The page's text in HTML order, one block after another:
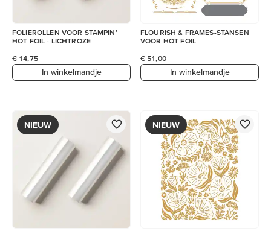
FOLIEROLLEN VOOR STAMPIN’
HOT FOIL - LICHTROZE
€ 14,75
In winkelmandje
FLOURISH & FRAMES-STANSEN
VOOR HOT FOIL
€ 51,00
In winkelmandje
NIEUW NIEUW